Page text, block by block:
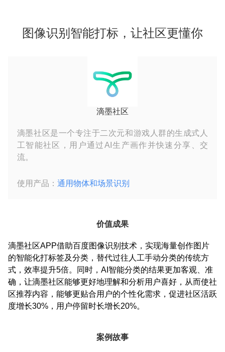
图像识别智能打标，让社区更懂你
滴墨社区
滴墨社区是一个专注于二次元和游戏人群的生成式人
工智能社区，用户通过AI生产画作并快速分享、交
流。
使用产品： 通用物体和场景识别
价值成果
滴墨社区APP借助百度图像识别技术，实现海量创作图片
的智能化打标签及分类，替代过往人工手动分类的传统方
式，效率提升5倍。同时，AI智能分类的结果更加客观、准
确，让滴墨社区能够更好地理解和分析用户喜好，从而使社
区推荐内容，能够更贴合用户的个性化需求，促进社区活跃
度增长30%，用户停留时长增长20%。
案例故事